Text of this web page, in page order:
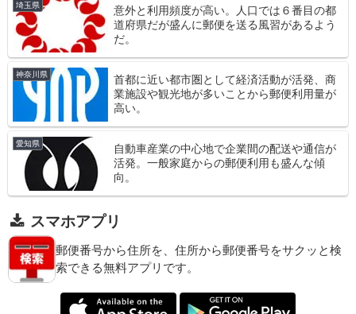
埼玉県
意外と利用頻度が高い。人口では６番目の都
道府県だが盛んに郵便を送る風習があるよう
だ。
神奈川県
首都に近い都市圏として経済活動が活発、商
業施設や観光地が多いことから郵便利用量が
高い。
愛知県
自動車産業の中心地で企業間の配送や通信が
活発。一般家庭からの郵便利用も盛んな傾
向。
スマホアプリ
郵便番号から住所を、住所から郵便番号をサクッと検
索できる無料アプリです。